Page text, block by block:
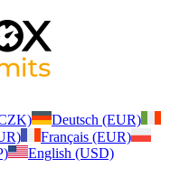
Deutsch (EUR)
Français (EUR)
English (USD)